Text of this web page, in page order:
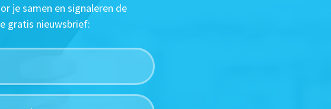
je samen en signaleren de
gratis nieuwsbrief: